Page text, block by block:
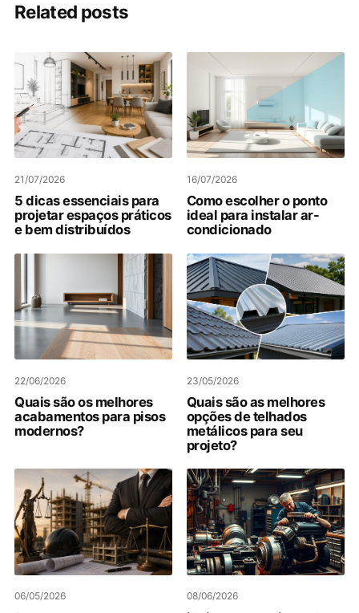
Related posts
21/07/2026
5 dicas essenciais para
projetar espaços práticos
e bem distribuídos
16/07/2026
Como escolher o ponto
ideal para instalar ar-
condicionado
22/06/2026
Quais são os melhores
acabamentos para pisos
modernos?
23/05/2026
Quais são as melhores
opções de telhados
metálicos para seu
projeto?
06/05/2026 08/06/2026